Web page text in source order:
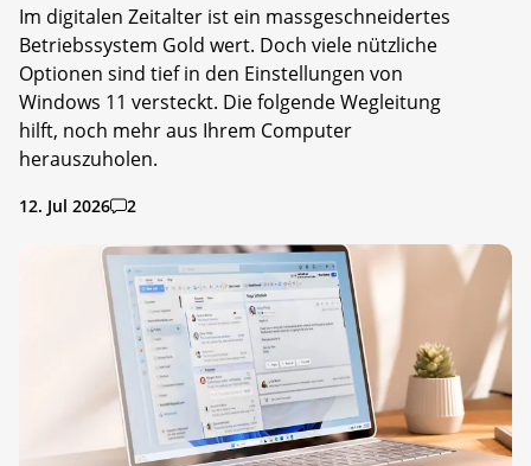
Im digitalen Zeitalter ist ein massgeschneidertes
Betriebssystem Gold wert. Doch viele nützliche
Optionen sind tief in den Einstellungen von
Windows 11 versteckt. Die folgende Wegleitung
hilft, noch mehr aus Ihrem Computer
herauszuholen.
12. Jul 2026 2